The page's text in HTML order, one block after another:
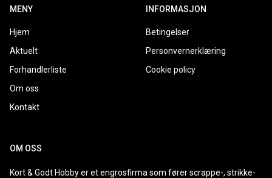
MENY
Hjem
Aktuelt
Forhandlerliste
Om oss
Kontakt
INFORMASJON
Betingelser
Personvernerklæring
Cookie policy
OM OSS
Kort & Godt Hobby er et engrosfirma som fører scrappe-, strikke-